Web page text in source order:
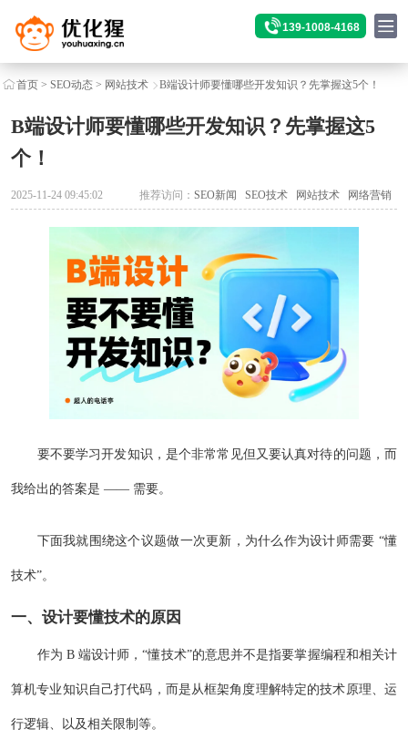
139-1008-4168
首页> SEO动态> 网站技术 B端设计师要懂哪些开发知识？先掌握这5个！
B端设计师要懂哪些开发知识？先掌握这5
个！
2025-11-24 09:45:02 推荐访问：SEO新闻 SEO技术 网站技术 网络营销
要不要学习开发知识，是个非常常见但又要认真对待的问题，而
我给出的答案是 —— 需要。
下面我就围绕这个议题做一次更新，为什么作为设计师需要 “懂
技术”。
一、设计要懂技术的原因
作为 B 端设计师，“懂技术”的意思并不是指要掌握编程和相关计
算机专业知识自己打代码，而是从框架角度理解特定的技术原理、运
行逻辑、以及相关限制等。